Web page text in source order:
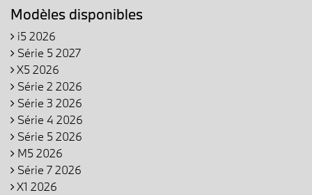
Modèles disponibles
i5 2026
Série 5 2027
X5 2026
Série 2 2026
Série 3 2026
Série 4 2026
Série 5 2026
M5 2026
Série 7 2026
X1 2026